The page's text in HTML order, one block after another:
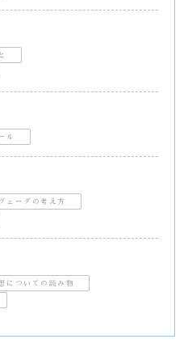
ル
ェーダの考え方
についての読み物